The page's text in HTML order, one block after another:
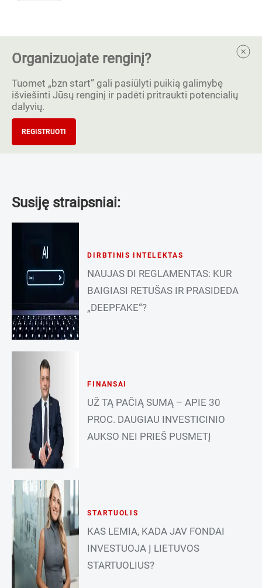
Organizuojate renginį?
Tuomet „bzn start” gali pasiūlyti puikią galimybę
išviešinti Jūsų renginį ir padėti pritraukti potencialių
dalyvių.
REGISTRUOTI
Susiję straipsniai:
DIRBTINIS INTELEKTAS
NAUJAS DI REGLAMENTAS: KUR
BAIGIASI RETUŠAS IR PRASIDEDA
„DEEPFAKE“?
FINANSAI
UŽ TĄ PAČIĄ SUMĄ – APIE 30
PROC. DAUGIAU INVESTICINIO
AUKSO NEI PRIEŠ PUSMETĮ
STARTUOLIS
KAS LEMIA, KADA JAV FONDAI
INVESTUOJA Į LIETUVOS
STARTUOLIUS?